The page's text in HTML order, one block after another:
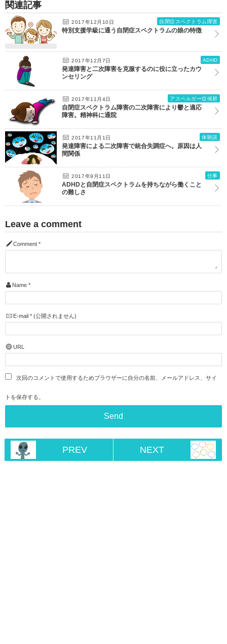
関連記事
2017年12月10日 自閉症スペクトラム障害
特別支援学級に通う自閉症スペクトラムの娘の特徴
2017年12月7日 ADHD
発達障害と二次障害を克服するのに役に立ったカウ
ンセリング
2017年11月4日 アスペルガー症候群
自閉症スペクトラム障害の二次障害により鬱と適応
障害。精神科に通院
2017年11月1日 体験談
発達障害による二次障害で統合失調症へ。原因は人
間関係
2017年9月11日 仕事
ADHDと自閉症スペクトラムを持ちながら働くこと
の難しさ
Leave a comment
Comment *
Name *
E-mail *(公開されません)
URL
次回のコメントで使用するためブラウザーに自分の名前、メールアドレス、サイ
トを保存する。
PREV NEXT